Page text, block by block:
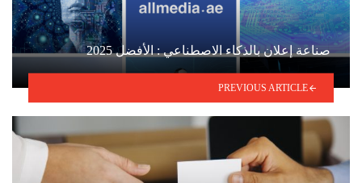
صناعة إعلان بالذكاء الاصطناعي : الأفضل 2025
PREVIOUS ARTICLE